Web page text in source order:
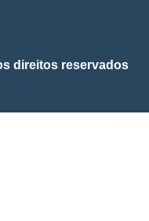
direitos reservados